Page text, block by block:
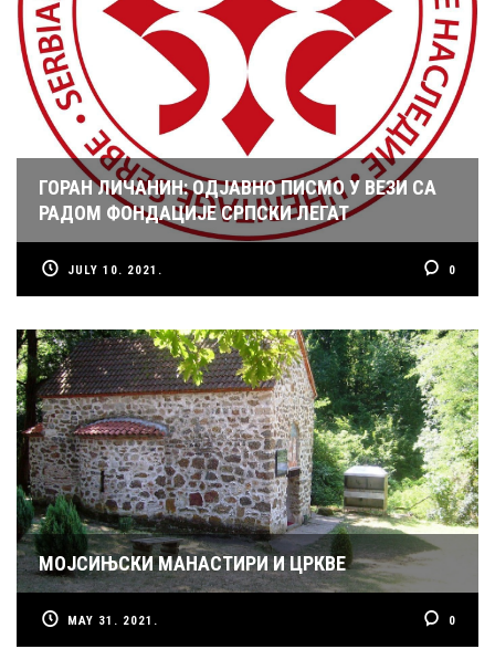
ГОРАН ЛИЧАНИН: ОДЈАВНО ПИСМО У ВЕЗИ СА
РАДОМ ФОНДАЦИЈЕ СРПСКИ ЛЕГАТ
JULY 10. 2021. 0
МОЈСИЊСКИ МАНАСТИРИ И ЦРКВЕ
MAY 31. 2021. 0